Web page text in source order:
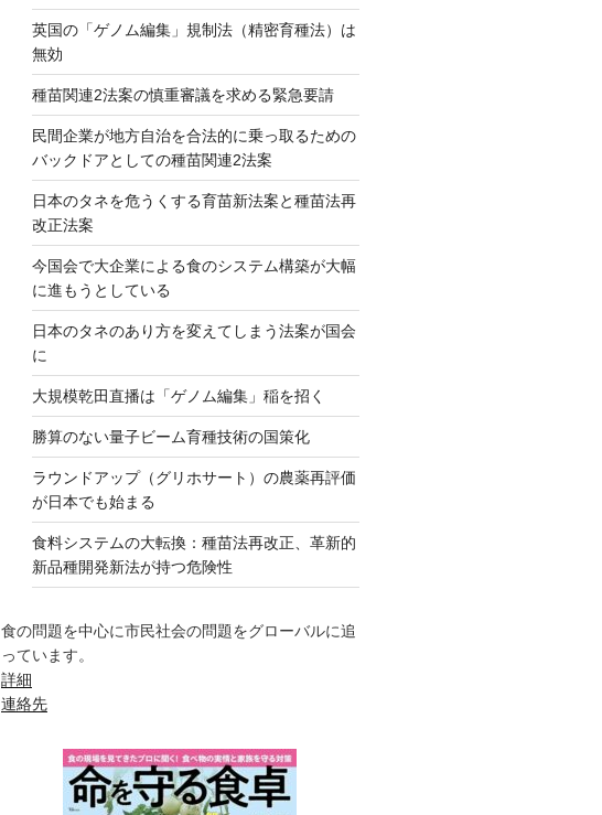
英国の「ゲノム編集」規制法（精密育種法）は
無効
種苗関連2法案の慎重審議を求める緊急要請
民間企業が地方自治を合法的に乗っ取るための
バックドアとしての種苗関連2法案
日本のタネを危うくする育苗新法案と種苗法再
改正法案
今国会で大企業による食のシステム構築が大幅
に進もうとしている
日本のタネのあり方を変えてしまう法案が国会
に
大規模乾田直播は「ゲノム編集」稲を招く
勝算のない量子ビーム育種技術の国策化
ラウンドアップ（グリホサート）の農薬再評価
が日本でも始まる
食料システムの大転換：種苗法再改正、革新的
新品種開発新法が持つ危険性
食の問題を中心に市民社会の問題をグローバルに追
っています。
詳細
連絡先